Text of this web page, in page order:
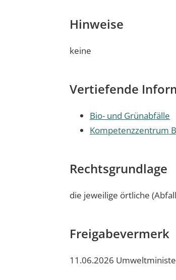
Hinweise
keine
Vertiefende
Bio- und Grünabfälle
Kompetenzzentrum
Rechtsgrundlage
die jeweilige örtliche
Freigabevermerk
11.06.2026